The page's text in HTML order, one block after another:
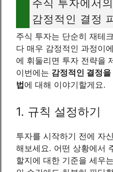
감정적인 결정
주식 투자는 단순히 재테
다 매우 감정적인 과정이
에 휘둘리면 투자 전략을
이번에는 감정적인 결정
법에 대해 이야기할게요.
1. 규칙 설정하기
투자를 시작하기 전에 자
해보세요. 어떤 상황에서
할지에 대한 기준을 세우